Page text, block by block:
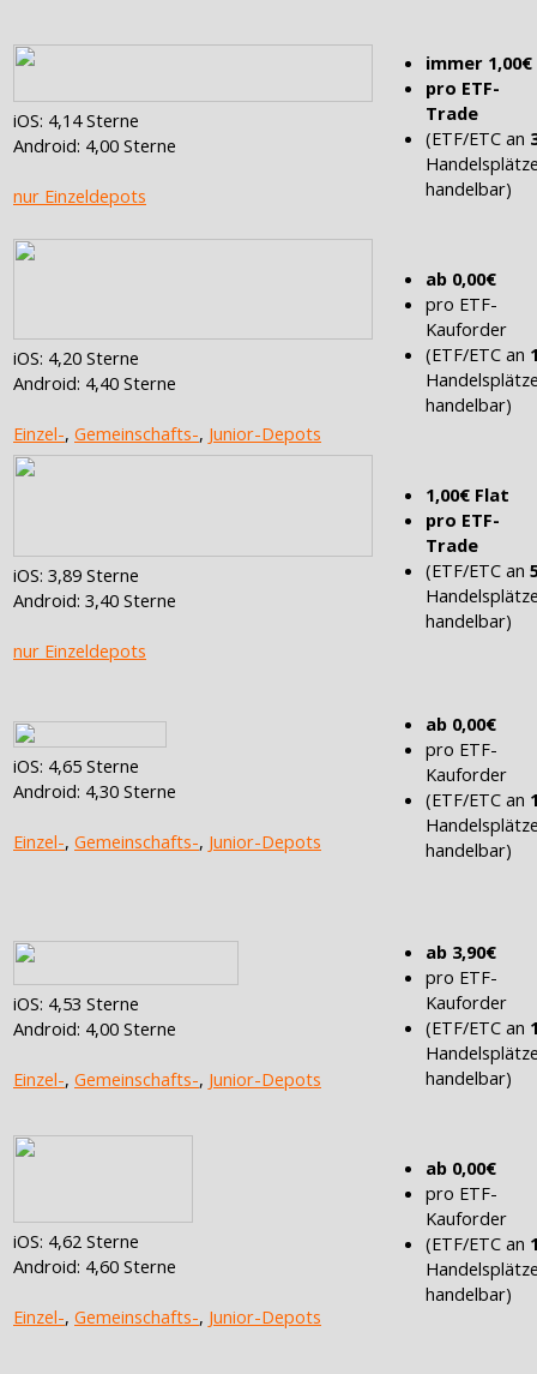
iOS: 4,14 Sterne
Android: 4,00 Sterne
nur Einzeldepots
immer 1,00€
pro ETF-
Trade
(ETF/ETC an
handelbar)
iOS: 4,20 Sterne
Android: 4,40 Sterne
Einzel-, Gemeinschafts-, Junior-Depots
ab 0,00€
pro ETF-
Kauforder
(ETF/ETC an
handelbar)
iOS: 3,89 Sterne
Android: 3,40 Sterne
nur Einzeldepots
1,00€ Flat
pro ETF-
Trade
(ETF/ETC an
handelbar)
iOS: 4,65 Sterne
Android: 4,30 Sterne
Einzel-, Gemeinschafts-, Junior-Depots
ab 0,00€
pro ETF-
Kauforder
(ETF/ETC an
handelbar)
iOS: 4,53 Sterne
Android: 4,00 Sterne
Einzel-, Gemeinschafts-, Junior-Depots
ab 3,90€
pro ETF-
Kauforder
(ETF/ETC an
handelbar)
iOS: 4,62 Sterne
Android: 4,60 Sterne
Einzel-, Gemeinschafts-, Junior-Depots
ab 0,00€
pro ETF-
Kauforder
(ETF/ETC an
handelbar)